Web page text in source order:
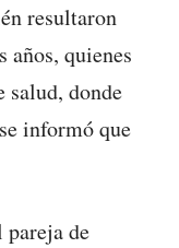
resultaron
años, quienes
salud, donde
informó que
de